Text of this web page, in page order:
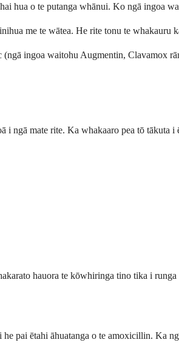
hua o te putanga whānui. Ko ngā ingoa
me te wātea. He rite tonu te whakauru
ingoa waitohu Augmentin, Clavamox
ngā mate rite. Ka whakaaro pea tō
hauora te kōwhiringa tino tika i
pai ētahi āhuatanga o te amoxicillin. Ka